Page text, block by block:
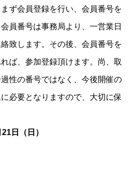
ず会員登録を行い、会員番号を
員番号は事務局より、一営業日
致します。その後、会員番号を
ば、参加登録頂けます。尚、取
性の番号ではなく、今後開催の
必要となりますので、大切に保
日（日）